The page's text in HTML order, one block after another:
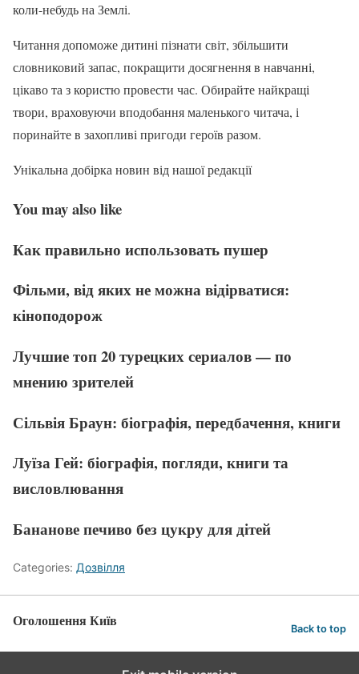
коли-небудь на Землі.
Читання допоможе дитині пізнати світ, збільшити
словниковий запас, покращити досягнення в навчанні,
цікаво та з користю провести час. Обирайте найкращі
твори, враховуючи вподобання маленького читача, і
поринайте в захопливі пригоди героїв разом.
Унікальна добірка новин від нашої редакції
You may also like
Как правильно использовать пушер
Фільми, від яких не можна відірватися:
кіноподорож
Лучшие топ 20 турецких сериалов — по
мнению зрителей
Сільвія Браун: біографія, передбачення, книги
Луїза Гей: біографія, погляди, книги та
висловлювання
Бананове печиво без цукру для дітей
Categories: Дозвілля
Оголошення Київ Back to top